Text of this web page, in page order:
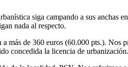
siga campando a sus anchas
nada al respecto.
más de 360 euros (60.000 pts.). Nos
concedida la licencia de urbanización.